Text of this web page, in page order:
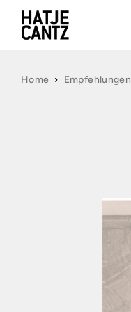
Home › Empfehlungen